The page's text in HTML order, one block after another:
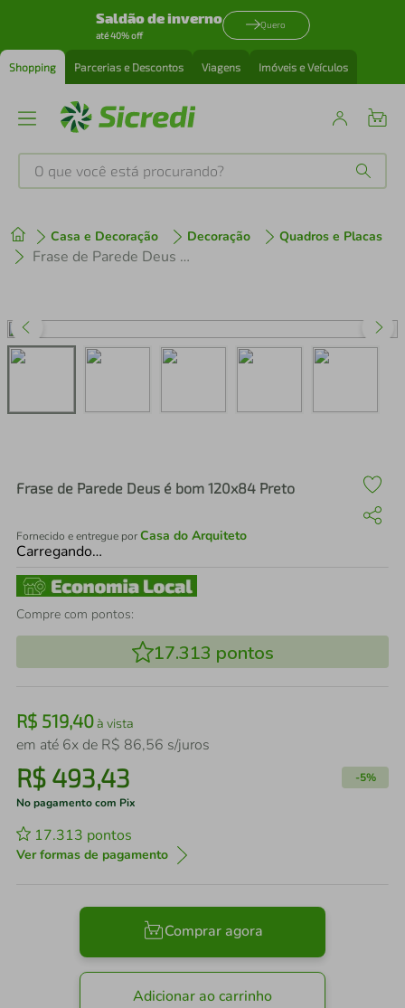
Saldão de inverno
até 40% off
Quero
Shopping Parcerias e Descontos Viagens Imóveis e Veículos
O que você está procurando?
Casa e Decoração Decoração Quadros e Placas
Frase de Parede Deus é bom 120x84 Preto
Frase de Parede Deus é bom 120x84 Preto
Fornecido e entregue porCasa do Arquiteto
Carregando…
Compre com pontos:
17.313 pontos
R$ 519,40à vista
em até 6x de R$ 86,56 s/juros
R$ 493,43 -5%
No pagamento com Pix
17.313 pontos
Ver formas de pagamento
Comprar agora
Adicionar ao carrinho
1º tenis
perfume